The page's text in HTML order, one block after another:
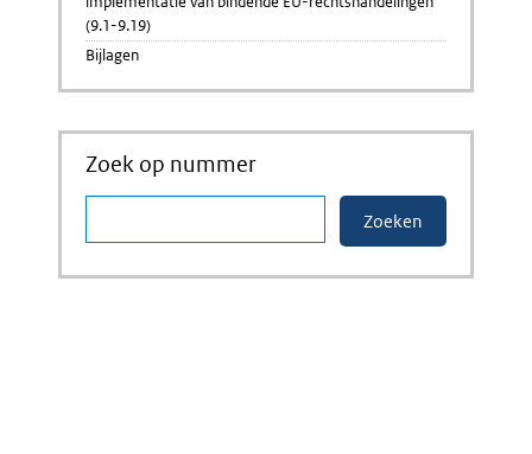
(9.1-9.19)
Bijlagen
Zoek op nummer